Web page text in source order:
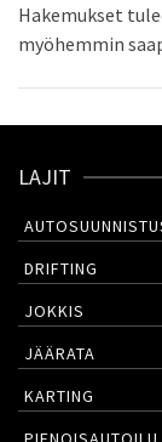
Hakemukset
myöhemmin
LAJIT
DRIFTING
JOKKIS
JÄÄRATA
KARTING